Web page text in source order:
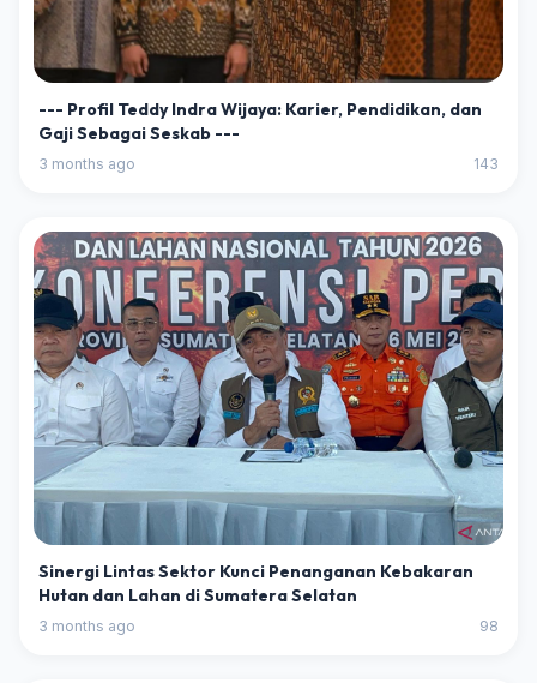
--- Profil Teddy Indra Wijaya: Karier, Pendidikan, dan
Gaji Sebagai Seskab ---
3 months ago 143
Sinergi Lintas Sektor Kunci Penanganan Kebakaran
Hutan dan Lahan di Sumatera Selatan
3 months ago 98